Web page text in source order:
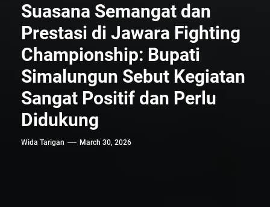
Suasana Semangat dan
Prestasi di Jawara Fighting
Championship: Bupati
Simalungun Sebut Kegiatan
Sangat Positif dan Perlu
Didukung
Wida Tarigan March 30, 2026